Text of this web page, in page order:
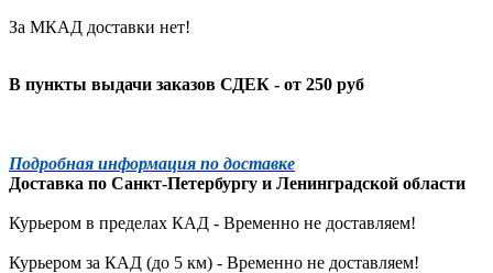
За МКАД доставки нет!
В пункты выдачи заказов СДЕК - от 250 руб
Подробная информация по доставке
Доставка по Санкт-Петербургу и Ленинградской области
Курьером в пределах КАД - Временно не доставляем!
Курьером за КАД (до 5 км) - Временно не доставляем!